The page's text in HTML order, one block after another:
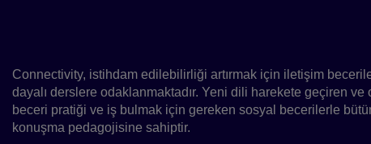
Connectivity, istihdam edilebilirliği artırmak için iletişim
dayalı derslere odaklanmaktadır. Yeni dili harekete geçiren ve
beceri pratiği ve iş bulmak için gereken sosyal becerilerle
konuşma pedagojisine sahiptir.